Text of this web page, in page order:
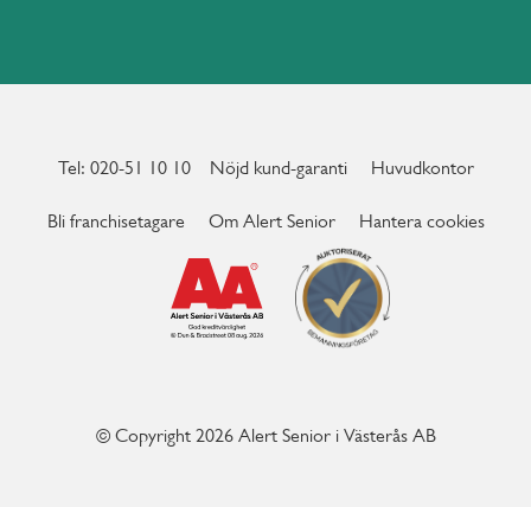
Tel: 020-51 10 10 Nöjd kund-garanti Huvudkontor
Bli franchisetagare Om Alert Senior Hantera cookies
© Copyright 2026 Alert Senior i Västerås AB